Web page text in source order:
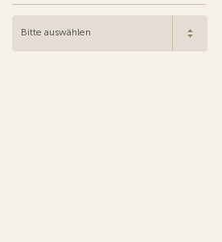
Bitte auswählen